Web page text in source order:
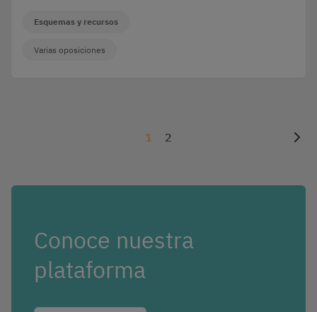
Esquemas y recursos
Varias oposiciones
1 2
Conoce nuestra
plataforma